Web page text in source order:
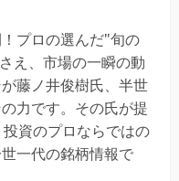
プロの選んだ"旬の
え、市場の一瞬の動
藤ノ井俊樹氏、半世
力です。その氏が提
資のプロならではの
一代の銘柄情報で